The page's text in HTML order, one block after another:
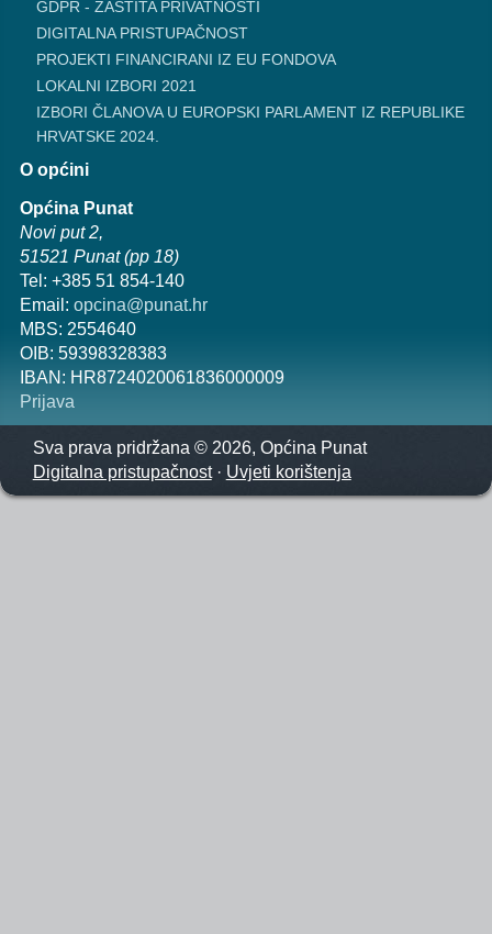
GDPR - ZAŠTITA PRIVATNOSTI
DIGITALNA PRISTUPAČNOST
PROJEKTI FINANCIRANI IZ EU FONDOVA
LOKALNI IZBORI 2021
IZBORI ČLANOVA U EUROPSKI PARLAMENT IZ REPUBLIKE
HRVATSKE 2024.
O općini
Općina Punat
Novi put 2,
51521 Punat (pp 18)
Tel: +385 51 854-140
Email: opcina@punat.hr
MBS: 2554640
OIB: 59398328383
IBAN: HR8724020061836000009
Prijava
Sva prava pridržana © 2026, Općina Punat
Digitalna pristupačnost· Uvjeti korištenja